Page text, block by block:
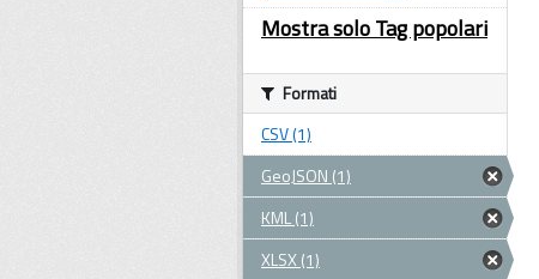
Mostra solo Tag popolari
Formati
CSV (1)
GeoJSON (1)
KML (1)
XLSX (1)